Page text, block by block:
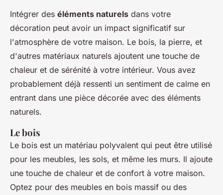
Intégrer des éléments naturels dans votre
décoration peut avoir un impact significatif sur
l'atmosphère de votre maison. Le bois, la pierre, et
d'autres matériaux naturels ajoutent une touche de
chaleur et de sérénité à votre intérieur. Vous avez
probablement déjà ressenti un sentiment de calme en
entrant dans une pièce décorée avec des éléments
naturels.
Le bois
Le bois est un matériau polyvalent qui peut être utilisé
pour les meubles, les sols, et même les murs. Il ajoute
une touche de chaleur et de confort à votre maison.
Optez pour des meubles en bois massif ou des